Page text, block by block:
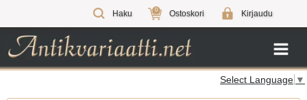
Haku 0 Ostoskori Kirjaudu
Select Language ▼